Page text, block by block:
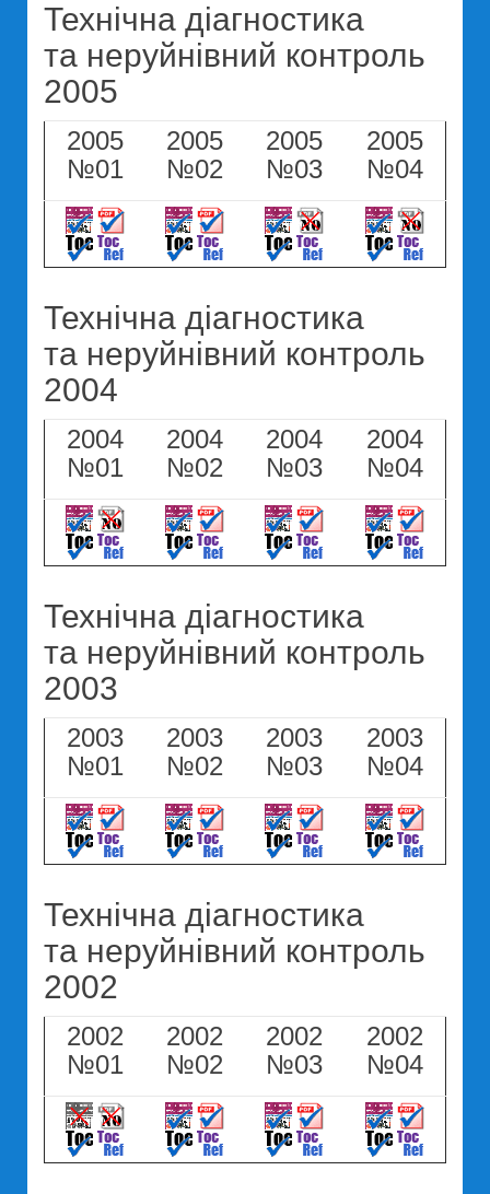
Технічна діагностика
та неруйнівний контроль
2005
2005
№01
2005
№02
2005
№03
2005
№04
Технічна діагностика
та неруйнівний контроль
2004
2004
№01
2004
№02
2004
№03
2004
№04
Технічна діагностика
та неруйнівний контроль
2003
2003
№01
2003
№02
2003
№03
2003
№04
Технічна діагностика
та неруйнівний контроль
2002
2002
№01
2002
№02
2002
№03
2002
№04